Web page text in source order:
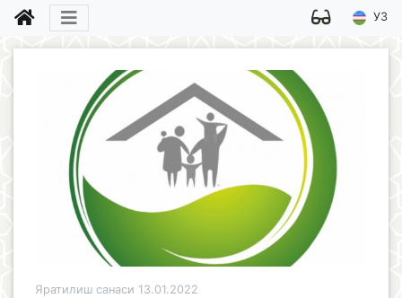
УЗ
Яратилиш санаси 13.01.2022